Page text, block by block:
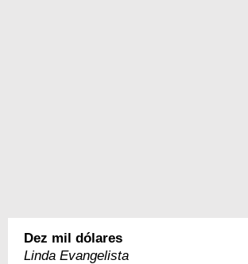
Dez mil dólares
Linda Evangelista